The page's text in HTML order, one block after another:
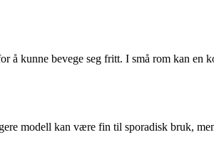
å kunne bevege seg fritt. I små rom kan
modell kan være fin til sporadisk bruk,